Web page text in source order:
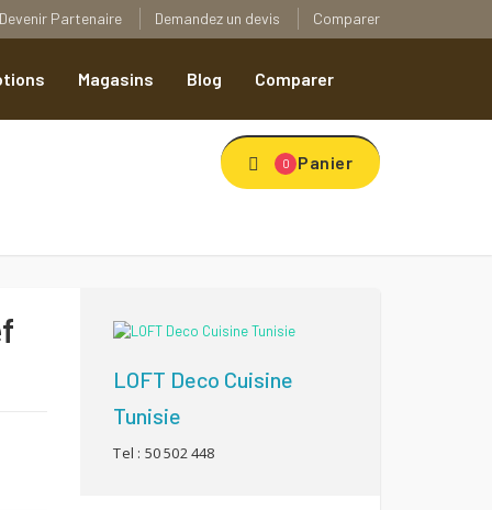
Devenir Partenaire Demandez un devis Comparer
Magasins Blog Comparer
0 Panier
LOFT Deco Cuisine
Tunisie
Tel : 50 502 448